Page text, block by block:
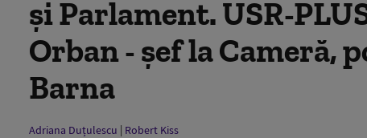
și Parlament. USR-
Orban - șef la Cameră,
Barna
Adriana Duțulescu | Robert Kiss